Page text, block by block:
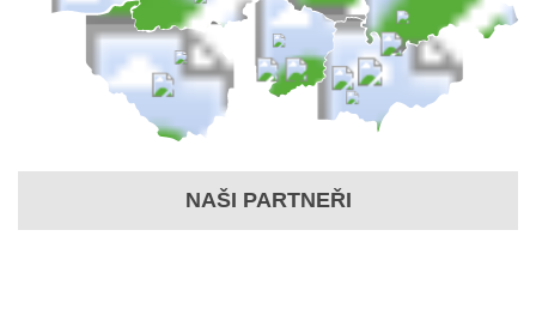
NAŠI PARTNEŘI